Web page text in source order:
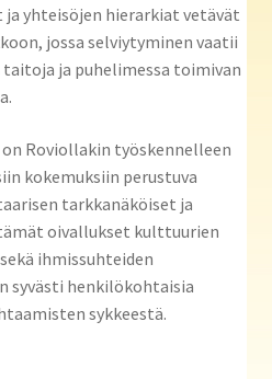
yhteisöjen hierarkiat vetävät
jossa selviytyminen vaatii
ja puhelimessa toimivan
Roviollakin työskennelleen
kokemuksiin perustuva
tarkkanäköiset ja
oivallukset kulttuurien
ihmissuhteiden
syvästi henkilökohtaisia
sykkeestä.